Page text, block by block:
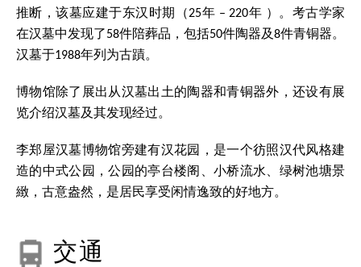
推断，该墓应建于东汉时期（25年 – 220年 ）。考古学家
在汉墓中发现了58件陪葬品，包括50件陶器及8件青铜器。
汉墓于1988年列为古蹟。
博物馆除了展出从汉墓出土的陶器和青铜器外，还设有展
览介绍汉墓及其发现经过。
李郑屋汉墓博物馆旁建有汉花园，是一个彷照汉代风格建
造的中式公园，公园的亭台楼阁、小桥流水、绿树池塘景
緻，古意盎然，是居民享受闲情逸致的好地方。
交通